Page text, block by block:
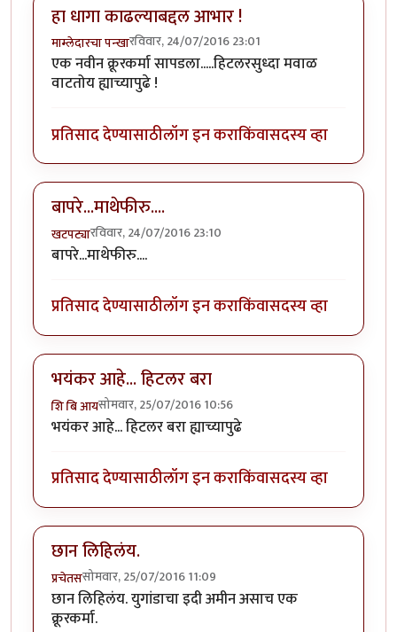
हा धागा काढल्याबद्दल आभार !
माम्लेदारचा पन्खारविवार, 24/07/2016 23:01
एक नवीन क्रूरकर्मा सापडला.....हिटलरसुध्दा मवाळ
वाटतोय ह्याच्यापुढे !
प्रतिसाद देण्यासाठीलॉग इन कराकिंवासदस्य व्हा
बापरे...माथेफीरु....
खटपट्यारविवार, 24/07/2016 23:10
बापरे...माथेफीरु....
प्रतिसाद देण्यासाठीलॉग इन कराकिंवासदस्य व्हा
भयंकर आहे... हिटलर बरा
शि बि आयसोमवार, 25/07/2016 10:56
भयंकर आहे... हिटलर बरा ह्याच्यापुढे
प्रतिसाद देण्यासाठीलॉग इन कराकिंवासदस्य व्हा
छान लिहिलंय.
प्रचेतससोमवार, 25/07/2016 11:09
छान लिहिलंय. युगांडाचा इदी अमीन असाच एक
क्रूरकर्मा.